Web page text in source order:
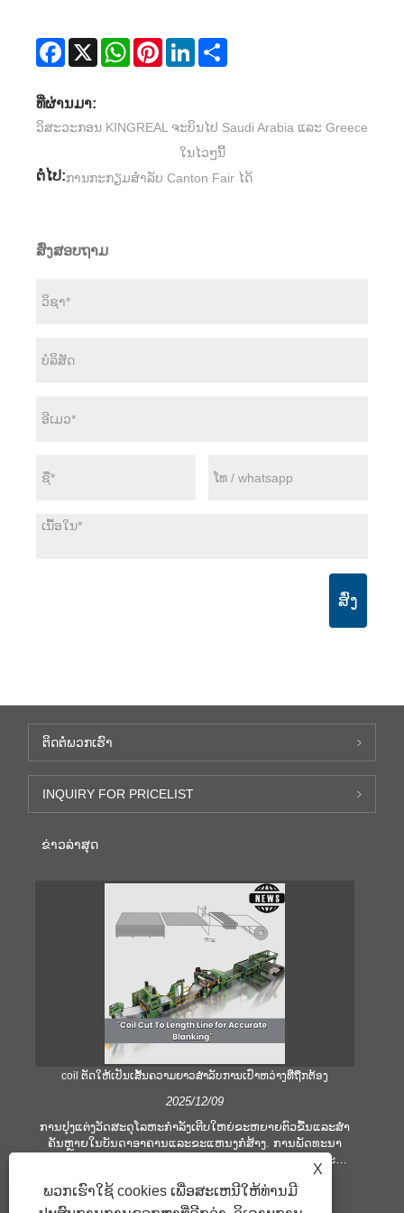
Facebook
X WhatsAppPinterestLinkedIn
ທີ່ຜ່ານມາ:
ວິສະວະກອນ KINGREAL ຈະບິນໄປ Saudi Arabia ແລະ Greece
ໃນໄວໆນີ້
ຕໍ່ໄປ:ການ​ກະ​ກຽມ​ສໍາ​ລັບ Canton Fair ໄດ້​
ສົ່ງສອບຖາມ
ສົ່ງ
ຕິດ​ຕໍ່​ພວກ​ເຮົາ
INQUIRY FOR PRICELIST
ຂ່າວ​ລ່າ​ສຸດ
coil ຕັດໃຫ້ເປັນເສັ້ນຄວາມຍາວສໍາລັບການເປົ່າຫວ່າງທີ່ຖືກຕ້ອງ
2025/12/09
ການປຸງແຕ່ງວັດສະດຸໂລຫະກໍາລັງເຕີບໃຫຍ່ຂະຫຍາຍຕົວຂື້ນແລະສໍາ
ຄັນຫຼາຍໃນບັນດາອາຄານແລະຂະແຫນງກໍ່ສ້າງ. ການພັດທະນາ
ເຕັກໂນໂລຢີແລະການຫັນປ່ຽນຄວາມຄາດຫວັງຂອງລູກຄ້າກໍາມະກໍາ
ບໍລິສັດເພື່ອຕອບສະຫນອງເງື່ອນໄຂການຜະລິດທີ່ຍິ່ງໃຫຍ່ແລະຄວາມ
ຕ້ອງການດ້ານຄຸນນະພາບ. ເຕັກນິກການປຸງແຕ່ງມືແບບທໍາມະດາແມ່ນ
ບໍ່ພຽງພໍທີ່ຈະຕອບສະຫນອງຄວາມຕ້ອງການຂອງອຸດສາຫະກໍາທີ່ທັນ
X
ພວກເຮົາໃຊ້ cookies ເພື່ອສະເຫນີໃຫ້ທ່ານມີ